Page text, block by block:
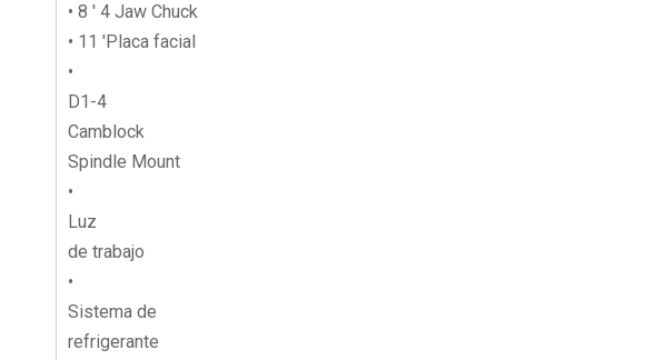
• 8 ' 4 Jaw Chuck
• 11 'Placa facial
•
D1-4
Camblock
Spindle Mount
•
Luz
de trabajo
•
Sistema de
refrigerante